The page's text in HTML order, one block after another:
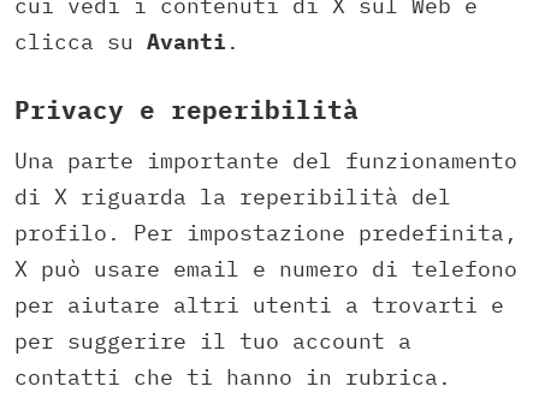
cui vedi i contenuti di X sul Web e
clicca su Avanti .
Privacy e reperibilità
Una parte importante del funzionamento
di X riguarda la reperibilità del
profilo. Per impostazione predefinita,
X può usare email e numero di telefono
per aiutare altri utenti a trovarti e
per suggerire il tuo account a
contatti che ti hanno in rubrica.